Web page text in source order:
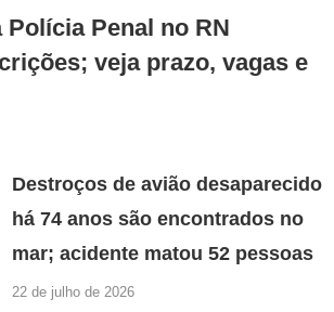
Penal no RN
veja prazo, vagas e
Destroços de avião desaparecido
há 74 anos são encontrados no
mar; acidente matou 52 pessoas
22 de julho de 2026